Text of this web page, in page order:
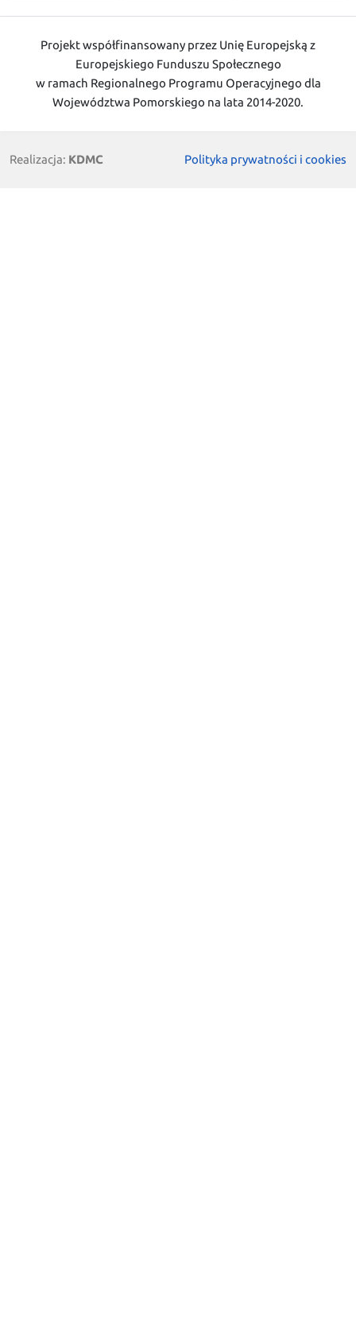
Projekt współfinansowany przez Unię Europejską z
Europejskiego Funduszu Społecznego
w ramach Regionalnego Programu Operacyjnego dla
Województwa Pomorskiego na lata 2014-2020.
Realizacja: KDMC Polityka prywatności i cookies